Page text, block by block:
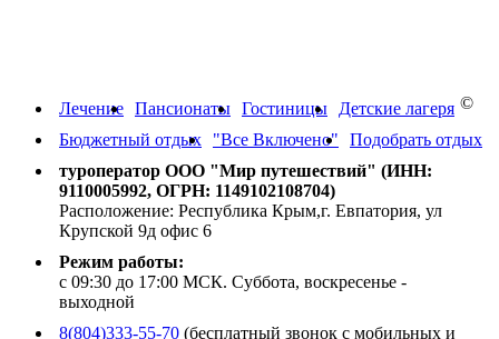
Лечение Пансионаты Гостиницы
Детские лагеря
Бюджетный отдых
"Все Включено"
Подобрать отдых
туроператор ООО "Мир путешествий" (ИНН:
9110005992, ОГРН: 1149102108704)
Расположение: Республика Крым,г. Евпатория, ул
Крупской 9д офис 6
Режим работы:
с 09:30 до 17:00 МСК. Суббота, воскресенье -
выходной
8(804)333-55-70 (бесплатный звонок с мобильных и
©